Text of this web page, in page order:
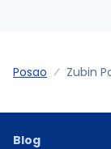
Posao Zubin
Blog